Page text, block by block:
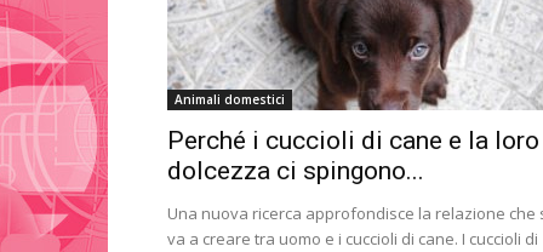
Animali domestici
Perché i cuccioli di cane e la loro
dolcezza ci spingono...
Una nuova ricerca approfondisce la relazione che
va a creare tra uomo e i cuccioli di cane. I cuccioli di